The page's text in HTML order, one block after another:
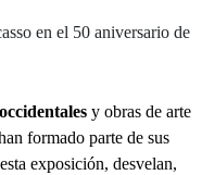
en el 50 aniversario de
y obras de arte
formado parte de sus
exposición, desvelan,